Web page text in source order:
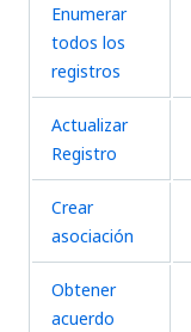
Enumerar
todos los
registros
Actualizar
Registro
Crear
asociación
Obtener
acuerdo